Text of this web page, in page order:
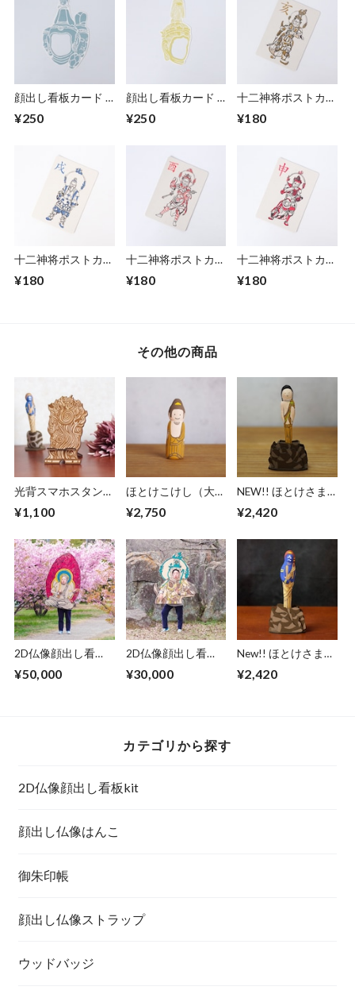
顔出し看板カード -
¥250
顔出し看板カード -
¥250
十二神将ポストカー
¥180
十二神将ポストカー
¥180
十二神将ポストカー
¥180
十二神将ポストカー
¥180
その他の商品
光背スマホスタンド
¥1,100
ほとけこけし（大）
¥2,750
NEW!! ほとけさま
-
¥2,420
2D仏像顔出し看
¥50,000
2D仏像顔出し看
¥30,000
New!! ほとけさまボ
-
¥2,420
カテゴリから探す
2D仏像顔出し看板kit
顔出し仏像はんこ
御朱印帳
顔出し仏像ストラップ
ウッドバッジ